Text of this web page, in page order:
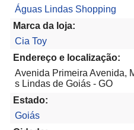
Águas Lindas Shopping
Marca da loja:
Cia Toy
Endereço e localização:
Avenida Primeira Avenida,
s Lindas de Goiás - GO
Estado:
Goiás